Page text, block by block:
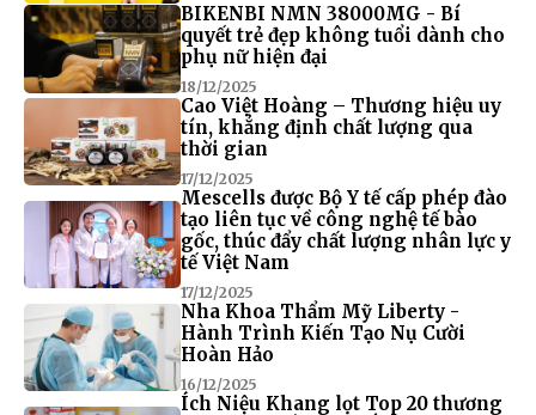
BIKENBI NMN 38000MG - Bí
quyết trẻ đẹp không tuổi dành cho
phụ nữ hiện đại
18/12/2025
Cao Việt Hoàng – Thương hiệu uy
tín, khẳng định chất lượng qua
thời gian
17/12/2025
Mescells được Bộ Y tế cấp phép đào
tạo liên tục về công nghệ tế bào
gốc, thúc đẩy chất lượng nhân lực y
tế Việt Nam
17/12/2025
Nha Khoa Thẩm Mỹ Liberty -
Hành Trình Kiến Tạo Nụ Cười
Hoàn Hảo
16/12/2025
Ích Niệu Khang lọt Top 20 thương